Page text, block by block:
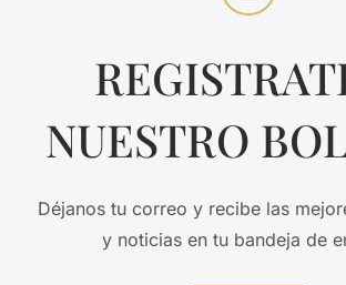
NUESTRO
Déjanos tu correo y recibe las
y noticias en tu bandeja de